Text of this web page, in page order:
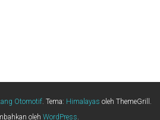
Otomotif. Tema: Himalayas oleh ThemeGrill.
olehWordPress.